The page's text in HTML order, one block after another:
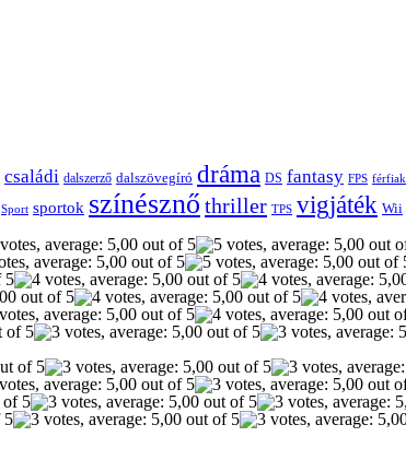
családi dalszerző dalszövegíró dráma DS fantasy FPS férfiak
Sport sportok színésznő thriller TPS vigjáték Wii